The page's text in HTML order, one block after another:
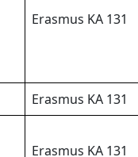
Erasmus KA 131
Erasmus KA 131
Erasmus KA 131